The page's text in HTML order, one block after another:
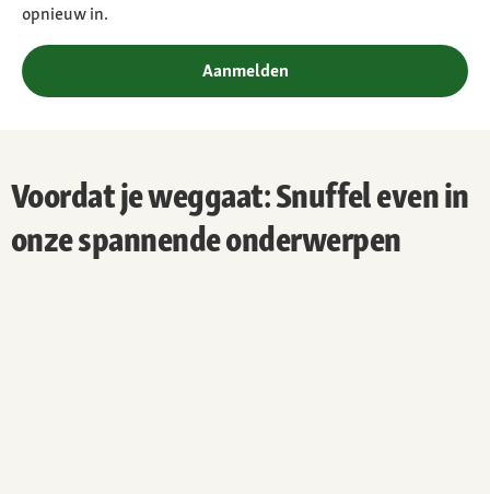
opnieuw in.
Aanmelden
Voordat je weggaat: Snuffel even in
onze spannende onderwerpen